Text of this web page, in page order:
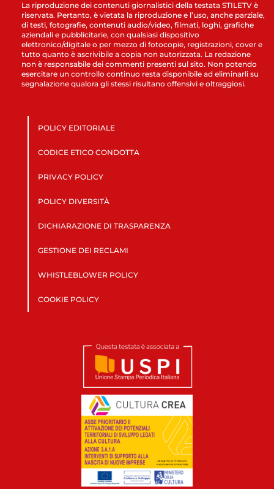
La riproduzione dei contenuti giornalistici della testata STILETV è
riservata. Pertanto, è vietata la riproduzione e l’uso, anche parziale,
di testi, fotografie, contenuti audio/video, filmati, loghi, grafiche
aziendali e pubblicitarie, con qualsiasi dispositivo
elettronico/digitale o per mezzo di fotocopie, registrazioni, cover e
tutto quanto è ascrivibile a copia non autorizzata. La redazione
non è responsabile dei commenti presenti sul sito. Non potendo
esercitare un controllo continuo resta disponibile ad eliminarli su
segnalazione qualora gli stessi risultano offensivi e oltraggiosi.
POLICY EDITORIALE
CODICE ETICO CONDOTTA
PRIVACY POLICY
POLICY DIVERSITÀ
DICHIARAZIONE DI TRASPARENZA
GESTIONE DEI RECLAMI
WHISTLEBLOWER POLICY
COOKIE POLICY